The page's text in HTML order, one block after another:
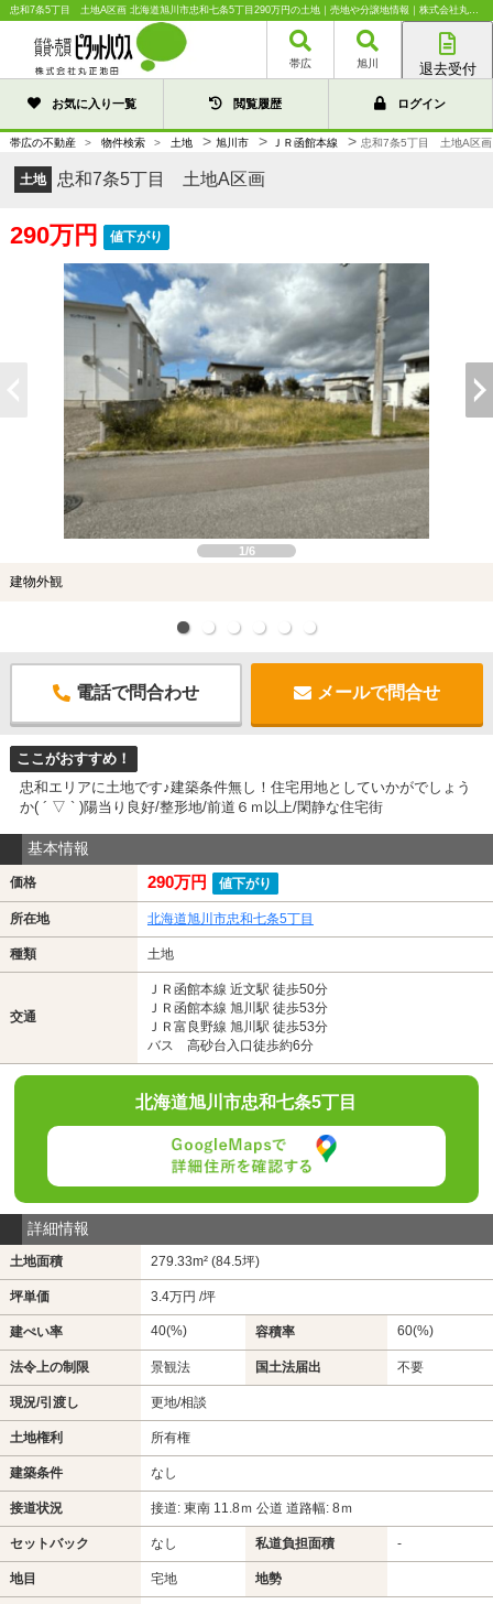
忠和7条5丁目 土地A区画 北海道旭川市忠和七条5丁目290万円の土地｜売地や分譲地情報｜株式会社丸正池田
帯広 旭川 退去受付
旭川店
お気に入り一覧 閲覧履歴 ログイン
帯広の不動産 > 物件検索 > 土地 > 旭川市 > ＪＲ函館本線 > 忠和7条5丁目 土地A区画
土地 忠和7条5丁目 土地A区画
290万円 値下がり
1/6
建物外観
電話で問合わせ メールで問合せ
ここがおすすめ！
忠和エリアに土地です♪建築条件無し！住宅用地としていかがでしょう
か( ´ ▽ ` )陽当り良好/整形地/前道６ｍ以上/閑静な住宅街
基本情報
価格 290万円 値下がり
所在地 北海道旭川市忠和七条5丁目
種類 土地
交通
ＪＲ函館本線 近文駅 徒歩50分
ＪＲ函館本線 旭川駅 徒歩53分
ＪＲ富良野線 旭川駅 徒歩53分
バス 高砂台入口徒歩約6分
北海道旭川市忠和七条5丁目
詳細情報
土地面積 279.33m² (84.5坪)
坪単価 3.4万円 /坪
建ぺい率 40(%) 容積率 60(%)
法令上の制限 景観法 国土法届出 不要
現況/引渡し 更地/相談
土地権利 所有権
建築条件 なし
接道状況 接道: 東南 11.8ｍ 公道 道路幅: 8ｍ
セットバック なし 私道負担面積 -
地目 宅地 地勢